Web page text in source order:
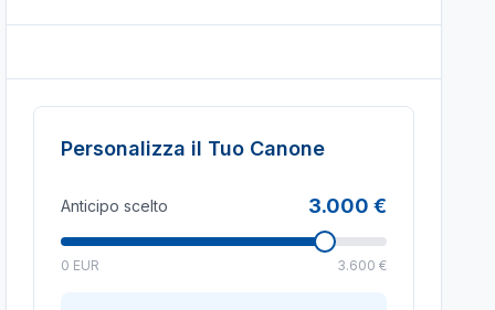
Personalizza il Tuo Canone
Anticipo scelto 3.000 €
0 EUR 3.600 €